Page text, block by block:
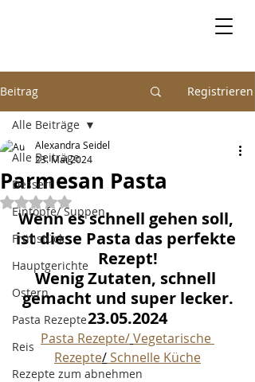
Beitrag Registrieren
Alle Beiträge
Dessert
Eintöpfe/ Suppen
Frühstück
Hauptgerichte
Ostern
Pasta Rezepte
Reis
Rezepte zum abnehmen
Alle Beiträge
Parmesan Pasta
Alexandra Seidel
23. Mai 2024
Mit NaN von 5 Sternen bewertet.
Wenn es schnell gehen soll,
ist diese Pasta das perfekte
Rezept!
Wenig Zutaten, schnell
gemacht und super lecker.
23.05.2024
Pasta Rezepte/Vegetarische
Rezepte/ Schnelle Küche